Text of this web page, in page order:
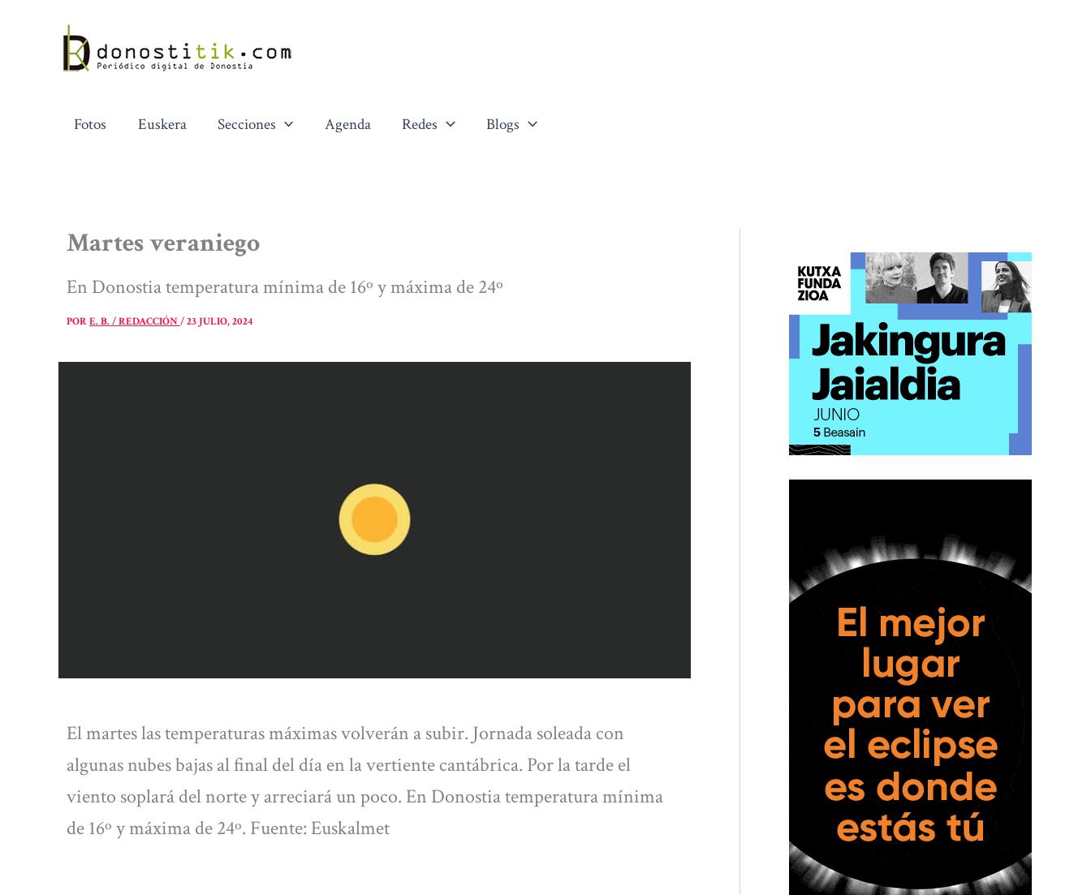
contenido
Fotos Euskera Secciones Agenda Redes Blogs
Martes veraniego
En Donostia temperatura mínima de 16º y máxima de 24º
PORE. B. / REDACCIÓN/23 JULIO, 2024
El martes las temperaturas máximas volverán a subir. Jornada soleada con
algunas nubes bajas al final del día en la vertiente cantábrica. Por la tarde el
viento soplará del norte y arreciará un poco. En Donostia temperatura mínima
de 16º y máxima de 24º. Fuente: Euskalmet